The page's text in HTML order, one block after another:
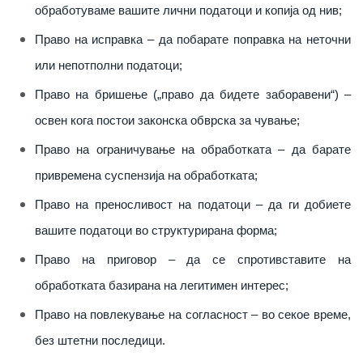
обработуваме вашите лични податоци и копија од нив;
Право на исправка – да побарате поправка на неточни
или непотполни податоци;
Право на бришење („право да бидете заборавени“) –
освен кога постои законска обврска за чување;
Право на ограничување на обработката – да барате
привремена суспензија на обработката;
Право на преносливост на податоци – да ги добиете
вашите податоци во структурирана форма;
Право на приговор – да се спротивставите на
обработката базирана на легитимен интерес;
Право на повлекување на согласност – во секое време,
без штетни последици.